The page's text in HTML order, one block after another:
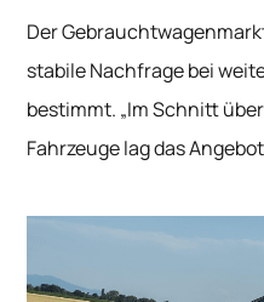
Der
stabile Nachfrage bei
bestimmt. „Im Schnitt
Fahrzeuge lag das